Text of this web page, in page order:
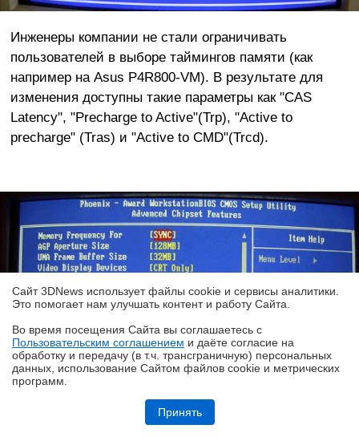
Обзор HUAWEI WATCH Kids X1 Pro: самые умные детские часы
Инженеры компании не стали ограничивать
пользователей в выборе таймингов памяти (как
например на Asus P4R800-VM). В результате для
изменения доступны такие параметры как "CAS
Latency", "Precharge to Active"(Trp), "Active to
precharge" (Tras) и "Active to CMD"(Trcd).
Сайт 3DNews использует файлы cookie и сервисы аналитики.
Это помогает нам улучшать контент и работу Cайта.
Во время посещения Cайта вы соглашаетесь с
Пользовательским соглашением и даёте согласие на
обработку и передачу (в т.ч. трансграничную) персональных
данных, использование Cайтом файлов cookie и метрических
программ.
Принять